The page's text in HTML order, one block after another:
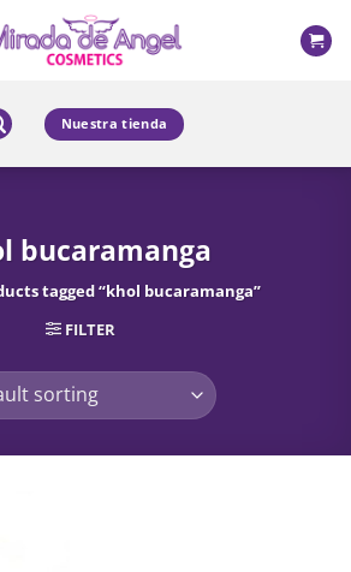
Nuestra tienda
bucaramanga
tagged “khol bucaramanga”
FILTER